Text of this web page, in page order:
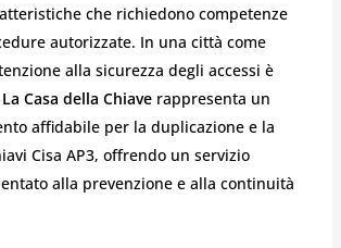
che richiedono competenze
autorizzate. In una città come
alla sicurezza degli accessi è
La Casa della Chiaverappresenta un
affidabile per la duplicazione e la
Cisa AP3, offrendo un servizio
alla prevenzione e alla continuità